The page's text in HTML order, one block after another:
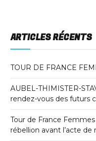
ARTICLES RÉCENTS
TOUR DE FRANCE
AUBEL-THIMISTER-
rendez-vous des futurs
Tour de France
rébellion avant l’acte de